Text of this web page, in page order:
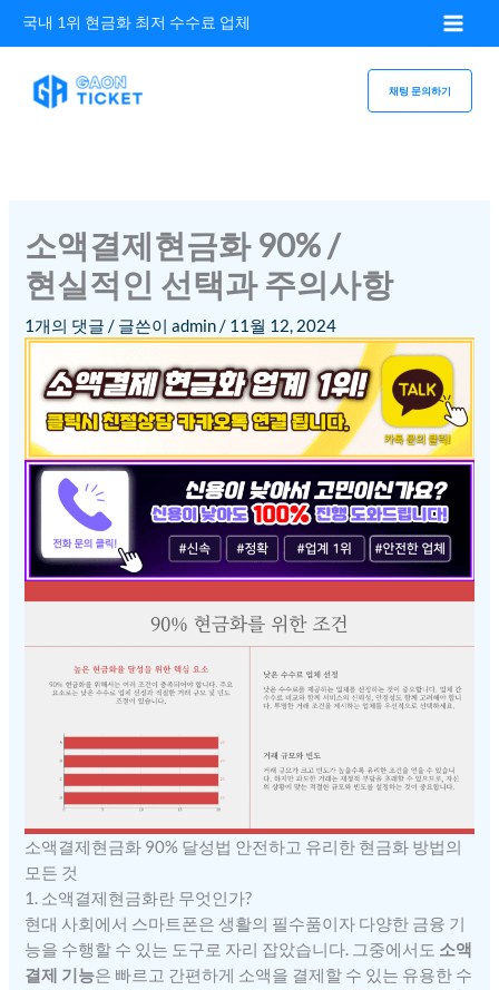
콘텐츠로
국내 1위 현금화 최저 수수료 업체
채팅 문의하기
소액결제현금화 90% /
현실적인 선택과 주의사항
1개의 댓글 / 글쓴이admin/ 11월 12, 2024
소액결제현금화 90% 달성법 안전하고 유리한 현금화 방법의
모든 것
1. 소액결제현금화란 무엇인가?
현대 사회에서 스마트폰은 생활의 필수품이자 다양한 금융 기
능을 수행할 수 있는 도구로 자리 잡았습니다. 그중에서도 소액
결제 기능은 빠르고 간편하게 소액을 결제할 수 있는 유용한 수